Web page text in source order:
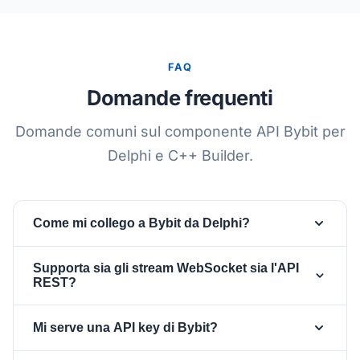
FAQ
Domande frequenti
Domande comuni sul componente API Bybit per
Delphi e C++ Builder.
Come mi collego a Bybit da Delphi?
TsgcWSAPI_Bybitsulla form, assegna il client alla
Bybit.ApiKey eBybit.ApiSecret
privati, scegli la categoria di prodotto tramite
Supporta sia gli stream WebSocket sia l'API
REST?
espone i canali WebSocket di Bybit v5 (orderbook,
trade, ticker, kline pubblici e gli stream firmati
Mi serve una API key di Bybit?